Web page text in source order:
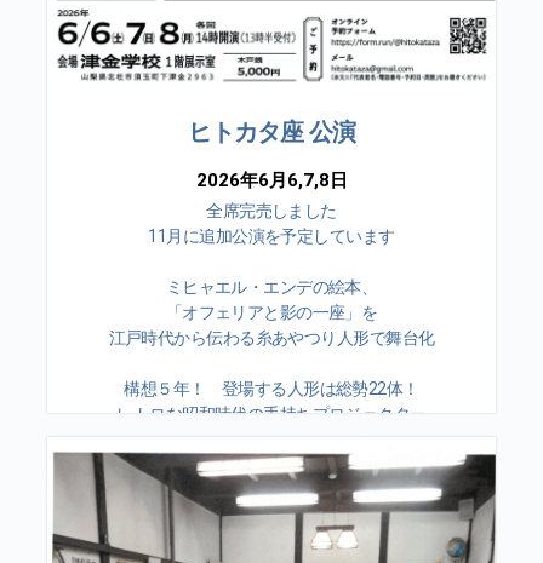
ヒトカタ座 公演
2026年6月6,7,8日
全席完売しました
11月に追加公演を予定しています
ミヒャエル・エンデの絵本、
「オフェリアと影の一座」を
江戸時代から伝わる糸あやつり人形で舞台化
構想５年！ 登場する人形は総勢22体！
レトロな昭和時代の手持ちプロジェクター